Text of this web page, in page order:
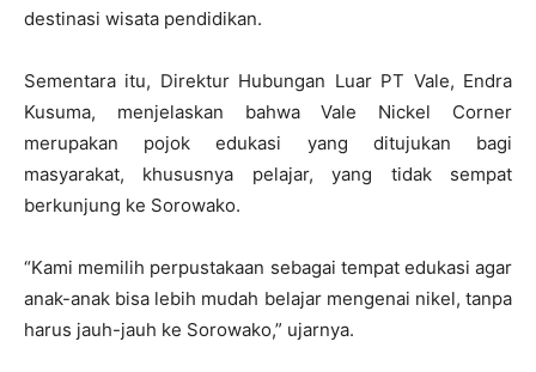
destinasi wisata pendidikan.
Sementara itu, Direktur Hubungan Luar PT Vale, Endra
Kusuma, menjelaskan bahwa Vale Nickel Corner
merupakan pojok edukasi yang ditujukan bagi
masyarakat, khususnya pelajar, yang tidak sempat
berkunjung ke Sorowako.
“Kami memilih perpustakaan sebagai tempat edukasi agar
anak-anak bisa lebih mudah belajar mengenai nikel, tanpa
harus jauh-jauh ke Sorowako,” ujarnya.